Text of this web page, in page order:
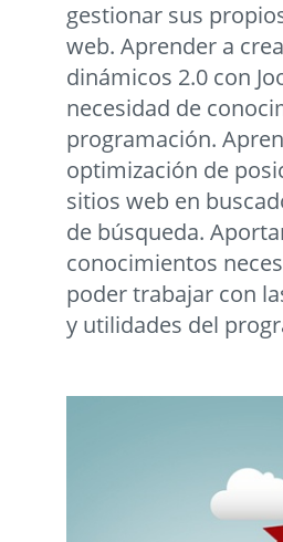
gestionar sus
web. Aprender a
dinámicos 2.0 con
necesidad de
programación.
optimización de
sitios web en
de búsqueda.
conocimientos
poder trabajar con
y utilidades del